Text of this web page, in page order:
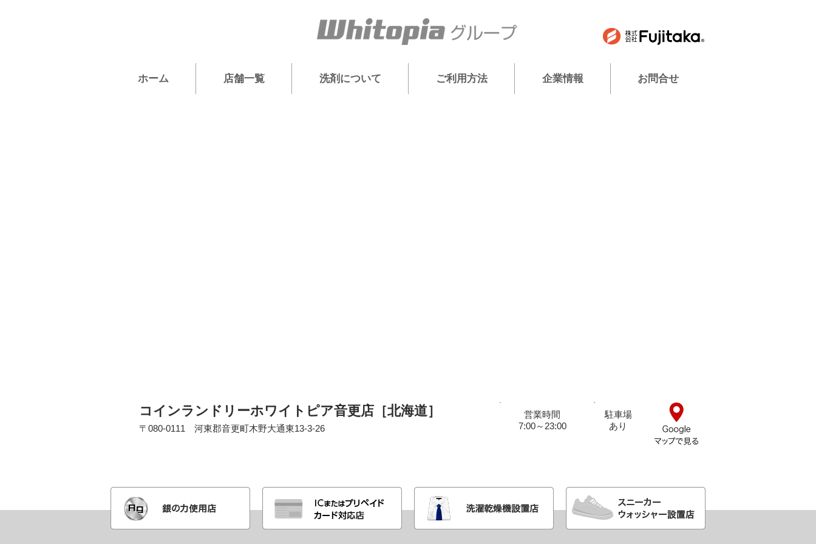
コインランドリーホワイトピア音更店［北海道］
〒080-0111 河東郡音更町木野大通東13-3-26
営業時間
7:00～23:00
駐車場
​あり
ホーム 店舗一覧 洗剤について ご利用方法 企業情報 お問合せ